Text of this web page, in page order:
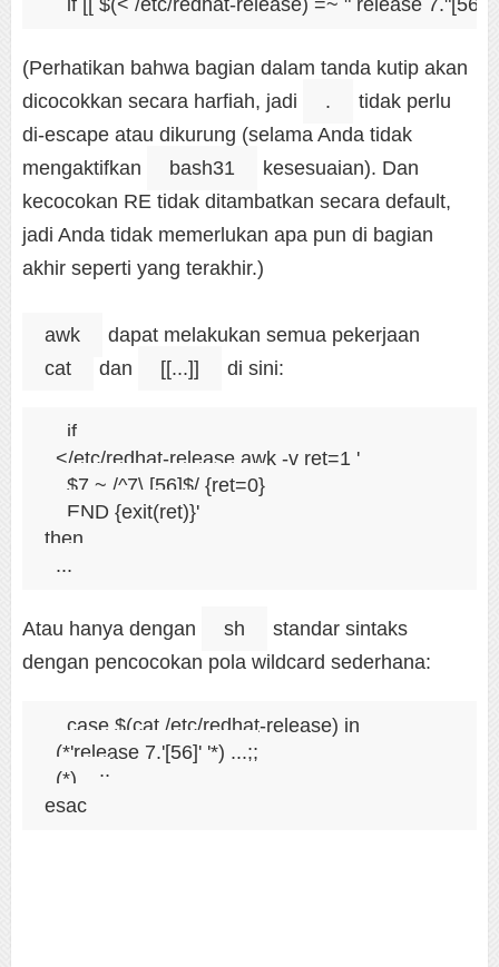
(Perhatikan bahwa bagian dalam tanda kutip akan
dicocokkan secara harfiah, jadi
.
tidak perlu
di-escape atau dikurung (selama Anda tidak
mengaktifkan
bash31
kesesuaian). Dan
kecocokan RE tidak ditambatkan secara default,
jadi Anda tidak memerlukan apa pun di bagian
akhir seperti yang terakhir.)
awk
dapat melakukan semua pekerjaan
cat
dan [[...]] di sini:
if
  </etc/redhat-release awk -v ret=1 '
    $7 ~ /^7\.[56]$/ {ret=0}
    END {exit(ret)}'
then
Atau hanya dengan sh
standar sintaks
dengan pencocokan pola wildcard sederhana:
case $(cat /etc/redhat-release) in
  (*'release 7.'[56]' '*) ...;;
  (*) ...;;